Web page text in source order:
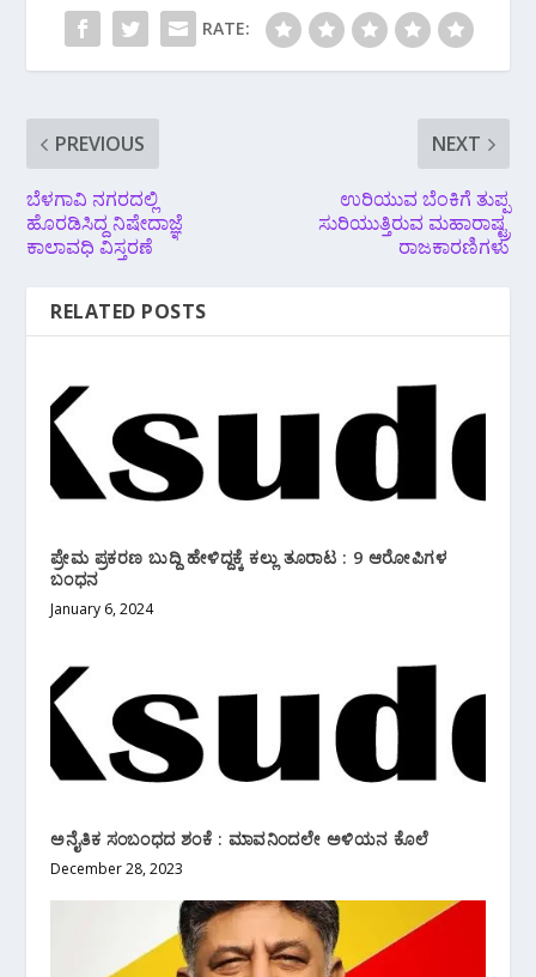
RATE:
PREVIOUS
ಬೆಳಗಾವಿ ನಗರದಲ್ಲಿ
ಹೊರಡಿಸಿದ್ದ ನಿಷೇದಾಜ್ಞೆ
ಕಾಲಾವಧಿ ವಿಸ್ತರಣೆ
NEXT
ಉರಿಯುವ ಬೆಂಕಿಗೆ ತುಪ್ಪ
ಸುರಿಯುತ್ತಿರುವ ಮಹಾರಾಷ್ಟ್ರ
ರಾಜಕಾರಣಿಗಳು
RELATED POSTS
ಪ್ರೇಮ ಪ್ರಕರಣ ಬುದ್ದಿ ಹೇಳಿದ್ದಕ್ಕೆ ಕಲ್ಲು ತೂರಾಟ : 9 ಆರೋಪಿಗಳ
ಬಂಧನ
January 6, 2024
ಅನೈತಿಕ ಸಂಬಂಧದ ಶಂಕೆ : ಮಾವನಿಂದಲೇ ಅಳಿಯನ ಕೊಲೆ
December 28, 2023